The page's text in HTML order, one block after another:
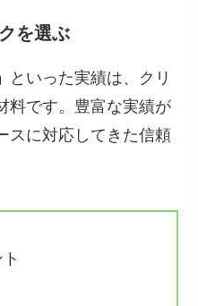
を選ぶ
」
といった実績は、クリ
料です。豊富な実績が
スに対応してきた信頼